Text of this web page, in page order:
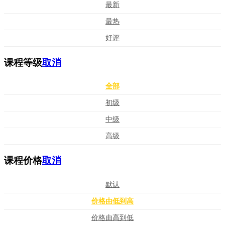
最新
最热
好评
课程等级取消
全部
初级
中级
高级
课程价格取消
默认
价格由低到高
价格由高到低